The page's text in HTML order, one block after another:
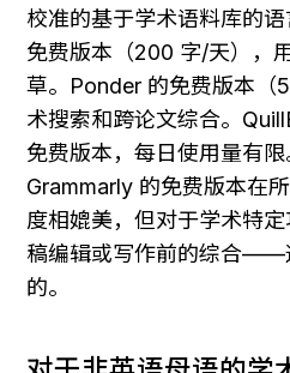
校准的基于学术语料库的
免费版本（200 字/天），
草。Ponder 的免费版本（
术搜索和跨论文综合。
免费版本，每日使用量有
Grammarly 的免费版本在
度相媲美，但对于学术特
稿编辑或写作前的综合——
的。